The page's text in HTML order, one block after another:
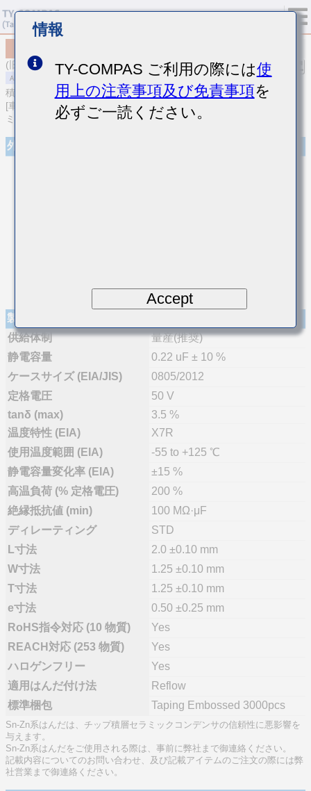
(旧品番 UMF212B7224KGHT)
積層セラミックコンデンサ
[車載パワートレイン/セーフティ用 (AEC-Q200 Qualified) 積層セラ
ミックコンデンサ（高誘電率系）]
外観
製品仕様
供給体制
量産(推奨)
静電容量
0.22 uF ± 10 %
ケースサイズ (EIA/JIS)
0805/2012
定格電圧
50 V
tanδ (max)
3.5 %
温度特性 (EIA)
X7R
使用温度範囲 (EIA)
-55 to +125 ℃
静電容量変化率 (EIA)
±15 %
高温負荷 (% 定格電圧)
200 %
絶縁抵抗値 (min)
100 MΩ·μF
ディレーティング
STD
L寸法
2.0 ±0.10 mm
W寸法
1.25 ±0.10 mm
T寸法
1.25 ±0.10 mm
e寸法
0.50 ±0.25 mm
RoHS指令対応 (10 物質)
Yes
REACH対応 (253 物質)
Yes
ハロゲンフリー
Yes
適用はんだ付け法
Reflow
標準梱包
Taping Embossed 3000pcs
Sn-Zn系はんだは、チップ積層セラミックコンデンサの信頼性に悪影響を
与えます。
Sn-Zn系はんだをご使用される際は、事前に弊社まで御連絡ください。
記載内容についてのお問い合わせ、及び記載アイテムのご注文の際には弊
社営業まで御連絡ください。
情報
TY-COMPAS ご利用の際には使
用上の注意事項及び免責事項を
必ずご一読ください。
Accept